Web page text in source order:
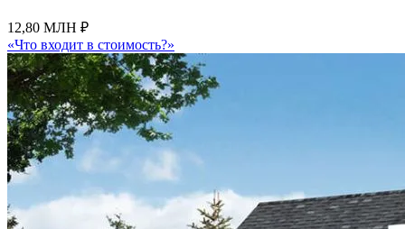
12,80 МЛН ₽
«Что входит в стоимость?»